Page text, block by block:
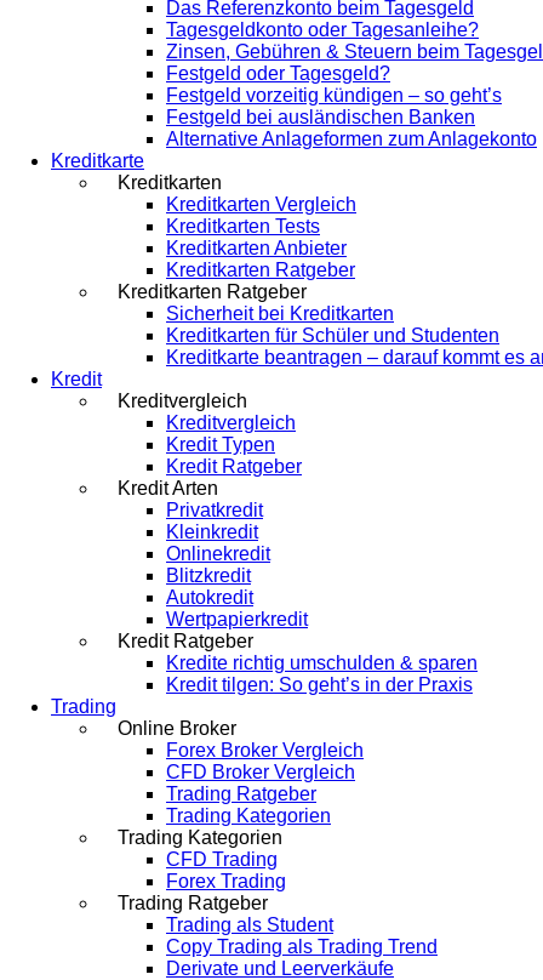
Das Referenzkonto beim Tagesgeld
Tagesgeldkonto oder Tagesanleihe?
Zinsen, Gebühren & Steuern beim
Festgeld oder Tagesgeld?
Festgeld vorzeitig kündigen – so geht’s
Festgeld bei ausländischen Banken
Alternative Anlageformen zum Anlagekonto
Kreditkarte
Kreditkarten
Kreditkarten Vergleich
Kreditkarten Tests
Kreditkarten Anbieter
Kreditkarten Ratgeber
Kreditkarten Ratgeber
Sicherheit bei Kreditkarten
Kreditkarten für Schüler und Studenten
Kreditkarte beantragen – darauf kommt es
Kredit
Kreditvergleich
Kreditvergleich
Kredit Typen
Kredit Ratgeber
Kredit Arten
Privatkredit
Kleinkredit
Onlinekredit
Blitzkredit
Autokredit
Wertpapierkredit
Kredit Ratgeber
Kredite richtig umschulden & sparen
Kredit tilgen: So geht’s in der Praxis
Trading
Online Broker
Forex Broker Vergleich
CFD Broker Vergleich
Trading Ratgeber
Trading Kategorien
Trading Kategorien
CFD Trading
Forex Trading
Trading Ratgeber
Trading als Student
Copy Trading als Trading Trend
Derivate und Leerverkäufe